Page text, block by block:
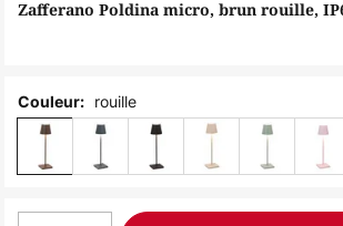
Zafferano Poldina micro, brun rouille,
Couleur: rouille